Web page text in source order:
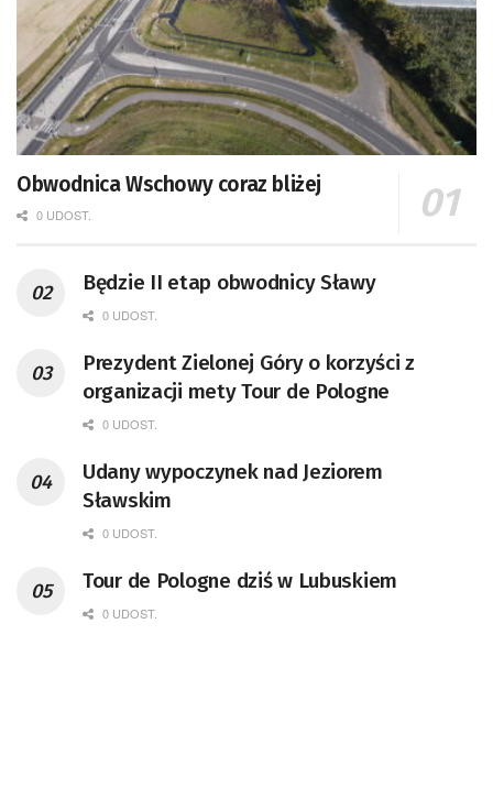
Obwodnica Wschowy coraz bliżej
0 UDOST.
Będzie II etap obwodnicy Sławy
0 UDOST.
Prezydent Zielonej Góry o korzyści z
organizacji mety Tour de Pologne
0 UDOST.
Udany wypoczynek nad Jeziorem
Sławskim
0 UDOST.
Tour de Pologne dziś w Lubuskiem
0 UDOST.